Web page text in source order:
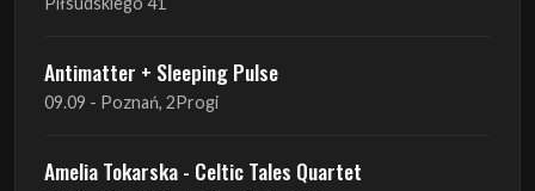
Amelia Tokarska - Celtic Tales Quartet
10.09 - Rybnik, Teatr Ziemi Rybnickiej
Antimatter + Sleeping Pulse